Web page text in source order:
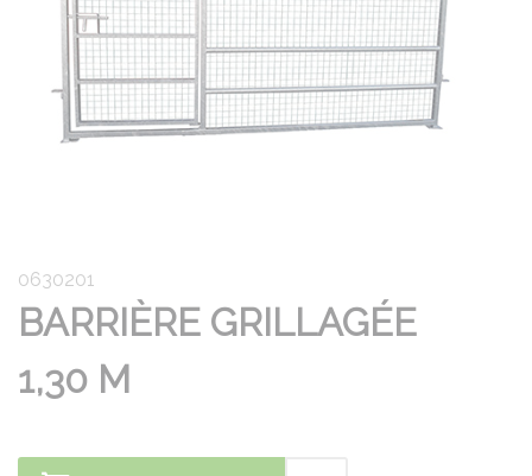
0630201
BARRIÈRE GRILLAGÉE
1,30 M